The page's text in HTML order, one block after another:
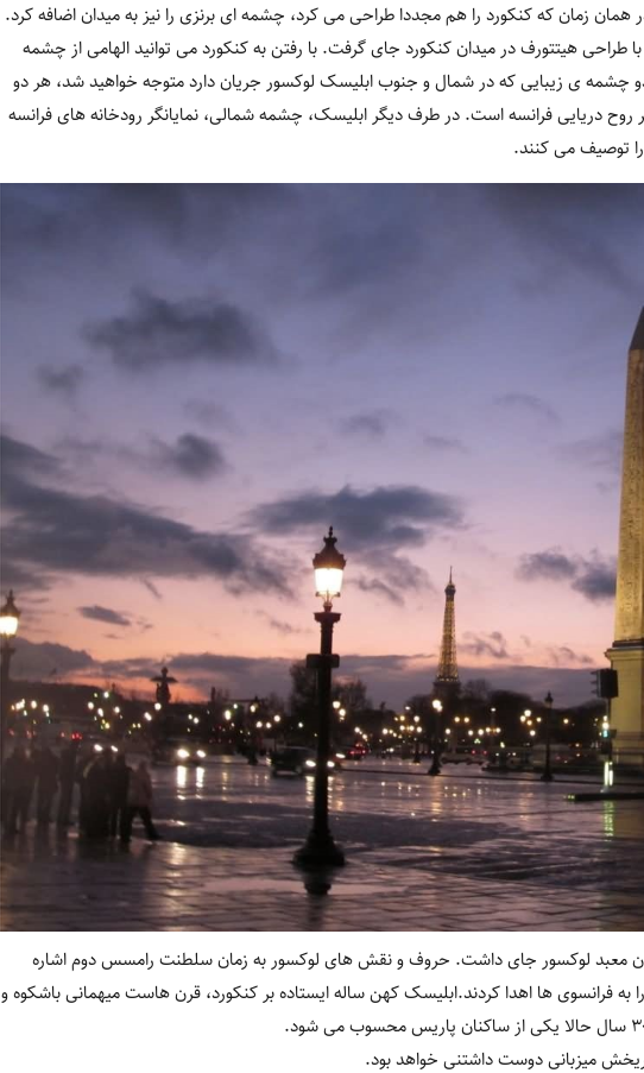
یعقوب در همان زمان که کنکورد را هم مجددا طراحی می کرد، چشمه ای برنزی را نیز به میدان اضافه کرد.
هیتتورف در میدان کنکورد جای گرفت. با رفتن به کنکورد می توانید الهامی از چشمه
چشمه ی زیبایی که در شمال و جنوب ابلیسک لوکسور جریان دارد متوجه خواهید شد، هر دو
دریایی فرانسه است. در طرف دیگر ابلیسک، چشمه شمالی، نمایانگر رودخانه های فرانسه
توصیف می کنند.
معبد لوکسور جای داشت. حروف و نقش های لوکسور به زمان سلطنت رامسس دوم اشاره
گرانیتی را به فرانسوی ها اهدا کردند.ابلیسک کهن ساله ایستاده بر کنکورد، قرن هاست میهمانی باشکوه و
میزبانی دوست داشتنی خواهد بود.